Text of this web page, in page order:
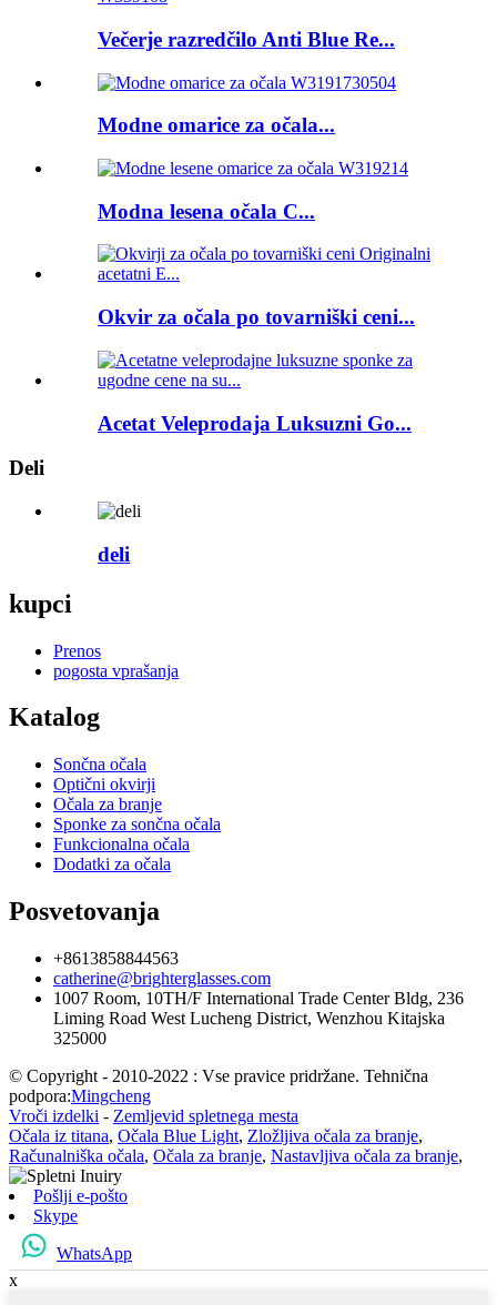
Večerje razredčilo Anti Blue Re...
Modne omarice za očala...
Modna lesena očala C...
Okvir za očala po tovarniški ceni...
Acetat Veleprodaja Luksuzni Go...
Deli
deli
kupci
Prenos
pogosta vprašanja
Katalog
Sončna očala
Optični okvirji
Očala za branje
Sponke za sončna očala
Funkcionalna očala
Dodatki za očala
Posvetovanja
+8613858844563
catherine@brighterglasses.com
1007 Room, 10TH/F International Trade Center Bldg, 236
Liming Road West Lucheng District, Wenzhou Kitajska
325000
© Copyright - 2010-2022 : Vse pravice pridržane. Tehnična
podpora:Mingcheng
Vroči izdelki - Zemljevid spletnega mesta
Očala iz titana, Očala Blue Light, Zložljiva očala za branje,
Računalniška očala, Očala za branje, Nastavljiva očala za branje,
Pošlji e-pošto
Skype
WhatsApp
x